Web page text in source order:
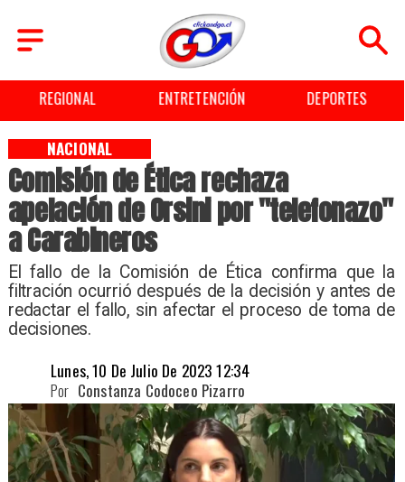
REGIONAL ENTRETENCIÓN DEPORTES
Comisión de Ética rechaza
apelación de Orsini por "telefonazo"
a Carabineros
El fallo de la Comisión de Ética confirma que la
filtración ocurrió después de la decisión y antes de
redactar el fallo, sin afectar el proceso de toma de
decisiones.
NACIONAL
Lunes, 10 De Julio De 2023 12:34
Constanza Codoceo Pizarro
Por